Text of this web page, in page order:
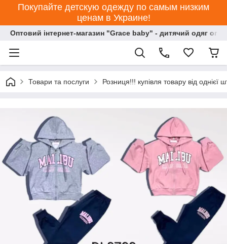
Покупайте детскую одежду по самым низким
ценам в Украине!
Оптовий інтернет-магазин "Grace baby" - дитячий одяг
Товари та послуги Розниця!!! купівля товару від однієї